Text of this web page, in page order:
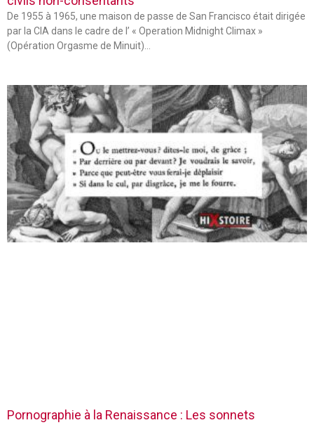
De 1955 à 1965, une maison de passe de San Francisco était dirigée
par la CIA dans le cadre de l’ « Operation Midnight Climax »
(Opération Orgasme de Minuit)…
Pornographie à la Renaissance : Les sonnets